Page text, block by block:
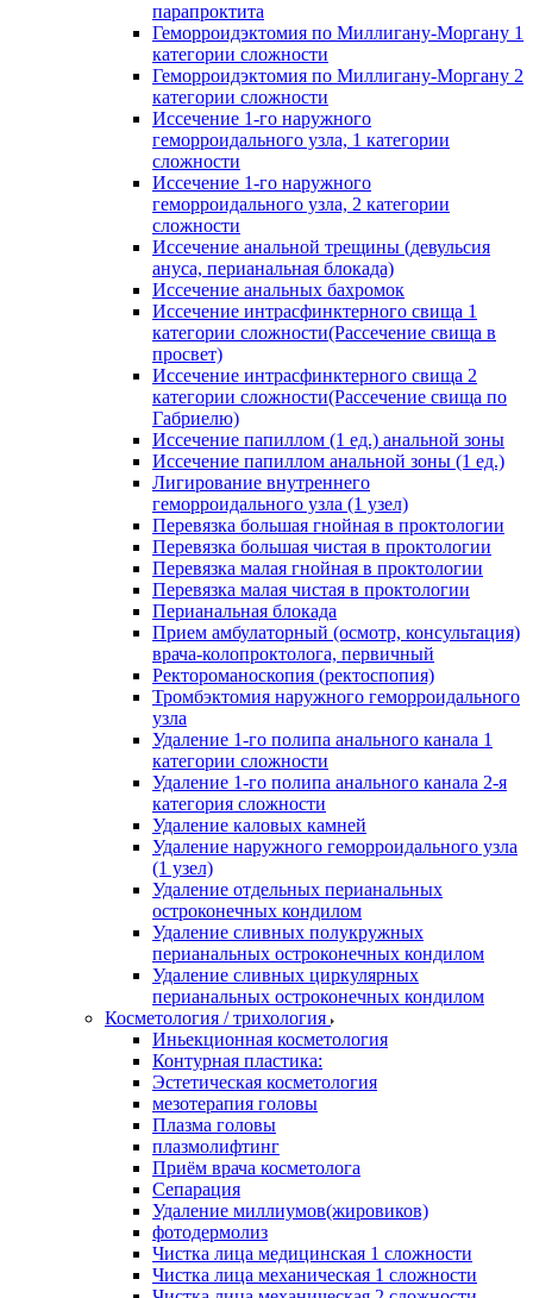
парапроктита
Геморроидэктомия по Миллигану-Моргану 1
категории сложности
Геморроидэктомия по Миллигану-Моргану 2
категории сложности
Иссечение 1-го наружного
геморроидального узла, 1 категории
сложности
Иссечение 1-го наружного
геморроидального узла, 2 категории
сложности
Иссечение анальной трещины (девульсия
ануса, перианальная блокада)
Иссечение анальных бахромок
Иссечение интрасфинктерного свища 1
категории сложности(Рассечение свища в
просвет)
Иссечение интрасфинктерного свища 2
категории сложности(Рассечение свища по
Габриелю)
Иссечение папиллом (1 ед.) анальной зоны
Иссечение папиллом анальной зоны (1 ед.)
Лигирование внутреннего
геморроидального узла (1 узел)
Перевязка большая гнойная в проктологии
Перевязка большая чистая в проктологии
Перевязка малая гнойная в проктологии
Перевязка малая чистая в проктологии
Перианальная блокада
Прием амбулаторный (осмотр, консультация)
врача-колопроктолога, первичный
Ректороманоскопия (ректоспопия)
Тромбэктомия наружного геморроидального
узла
Удаление 1-го полипа анального канала 1
категории сложности
Удаление 1-го полипа анального канала 2-я
категория сложности
Удаление каловых камней
Удаление наружного геморроидального узла
(1 узел)
Удаление отдельных перианальных
остроконечных кондилом
Удаление сливных полукружных
перианальных остроконечных кондилом
Удаление сливных циркулярных
перианальных остроконечных кондилом
Косметология / трихология
Иньекционная косметология
Контурная пластика:
Эстетическая косметология
мезотерапия головы
Плазма головы
плазмолифтинг
Приём врача косметолога
Сепарация
Удаление миллиумов(жировиков)
фотодермолиз
Чистка лица медицинская 1 сложности
Чистка лица механическая 1 сложности